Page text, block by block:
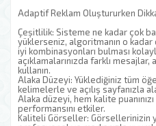
Adaptif Reklam Oluştururken
Çeşitlilik: Sisteme ne kadar çok
yüklerseniz, algoritmanın o kadar
iyi kombinasyonları bulması
açıklamalarınızda farklı
kullanın.
Alaka Düzeyi: Yüklediğiniz tüm
kelimelerle ve açılış sayfanızla
Alaka düzeyi, hem kalite puanınızı
performansını etkiler.
Kaliteli Görseller: Görsellerinizin